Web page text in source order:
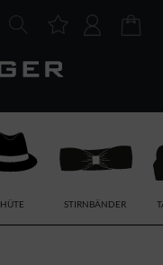
HÜTE STIRNBÄNDER